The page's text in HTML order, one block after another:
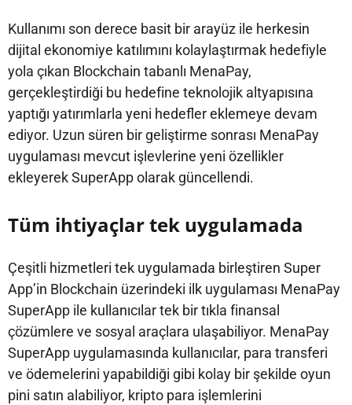
Kullanımı son derece basit bir arayüz ile herkesin
dijital ekonomiye katılımını kolaylaştırmak hedefiyle
yola çıkan Blockchain tabanlı MenaPay,
gerçekleştirdiği bu hedefine teknolojik altyapısına
yaptığı yatırımlarla yeni hedefler eklemeye devam
ediyor. Uzun süren bir geliştirme sonrası MenaPay
uygulaması mevcut işlevlerine yeni özellikler
ekleyerek SuperApp olarak güncellendi.
Tüm ihtiyaçlar tek uygulamada
Çeşitli hizmetleri tek uygulamada birleştiren Super
App’in Blockchain üzerindeki ilk uygulaması MenaPay
SuperApp ile kullanıcılar tek bir tıkla finansal
çözümlere ve sosyal araçlara ulaşabiliyor. MenaPay
SuperApp uygulamasında kullanıcılar, para transferi
ve ödemelerini yapabildiği gibi kolay bir şekilde oyun
pini satın alabiliyor, kripto para işlemlerini